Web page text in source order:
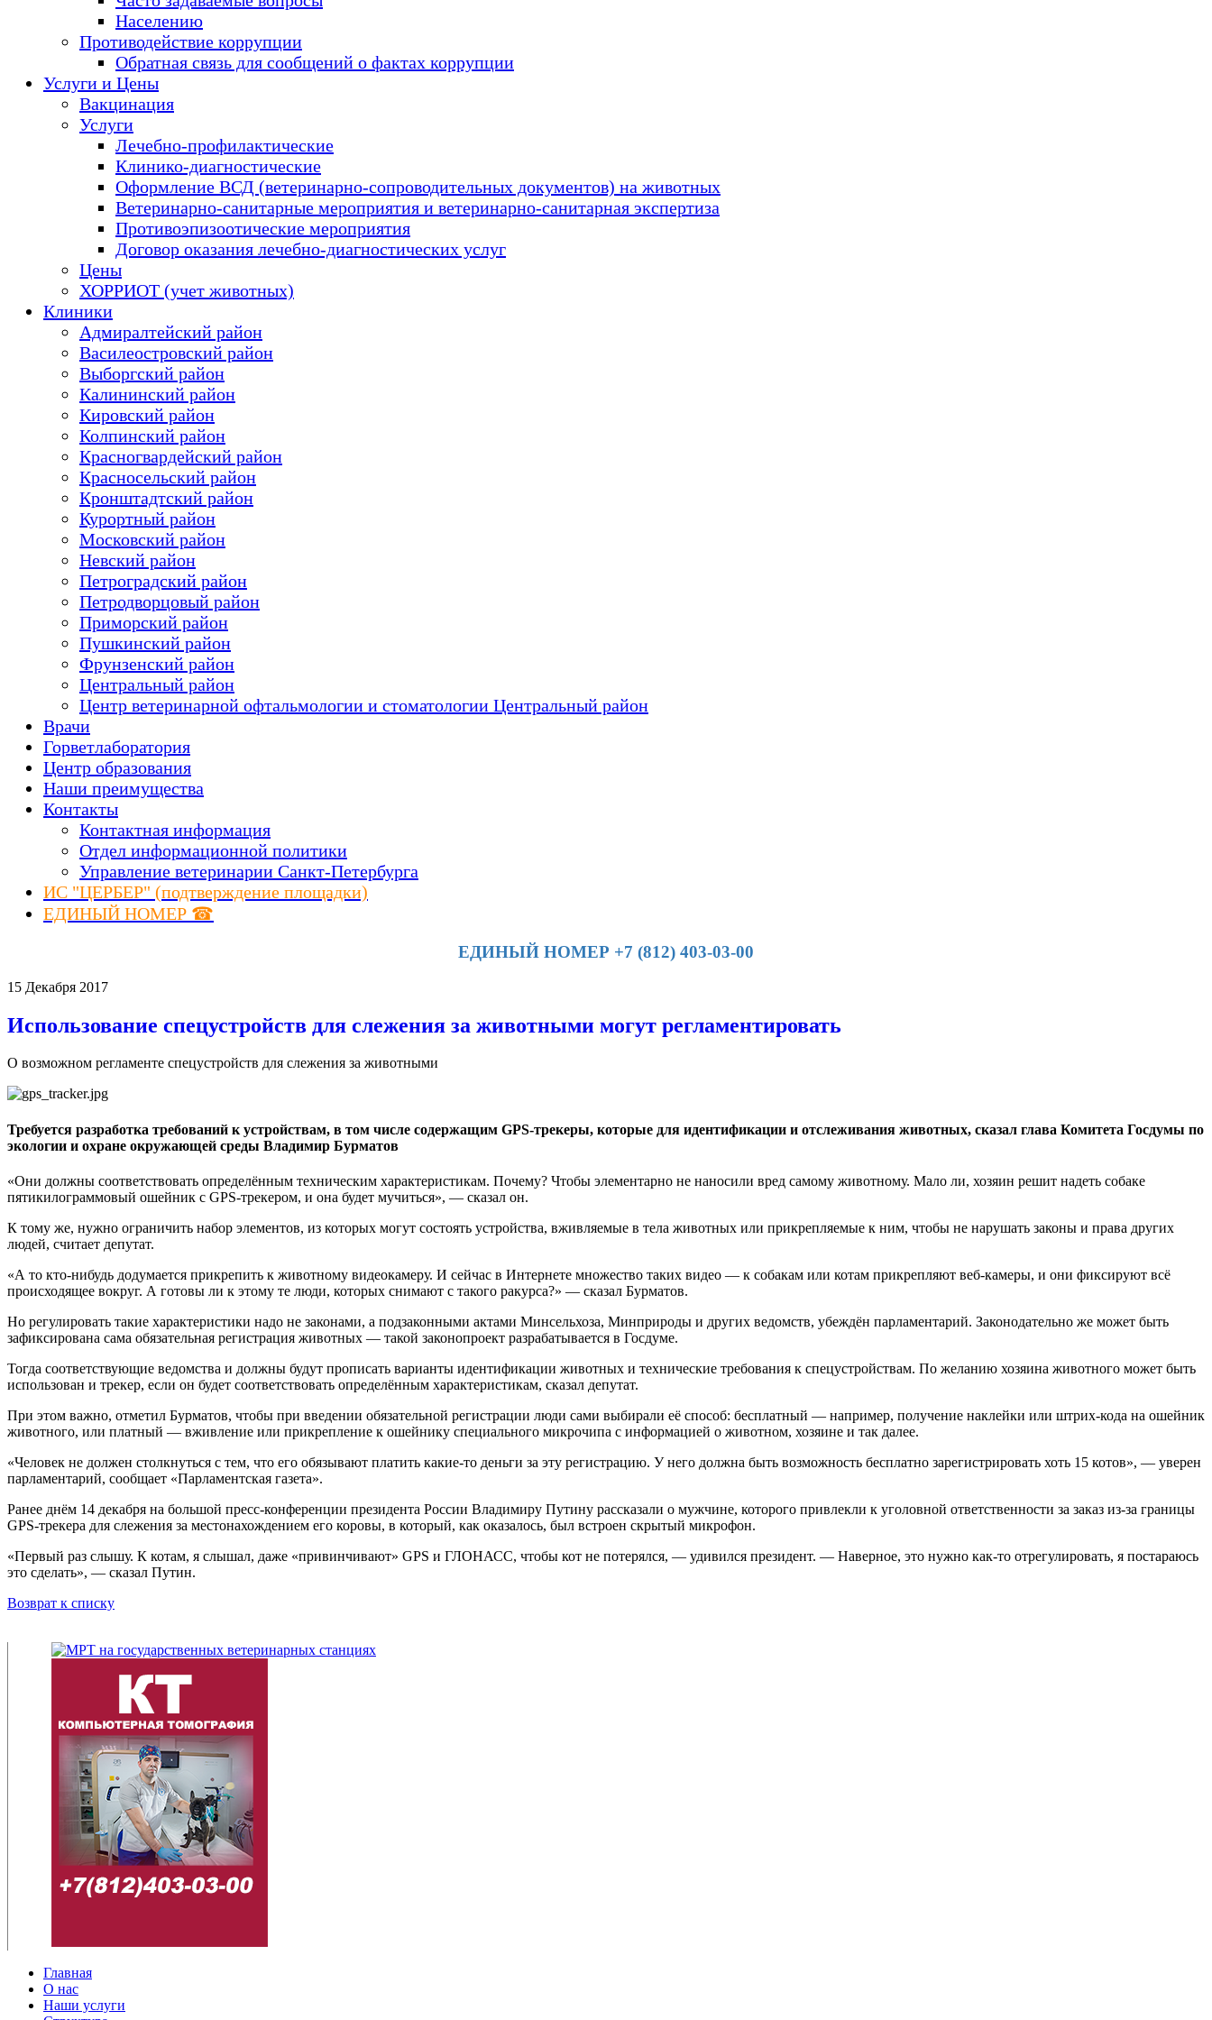
Населению
Противодействие коррупции
Обратная связь для сообщений о фактах коррупции
Услуги и Цены
Вакцинация
Услуги
Лечебно-профилактические
Клинико-диагностические
Оформление ВСД (ветеринарно-сопроводительных документов) на животных
Ветеринарно-санитарные мероприятия и ветеринарно-санитарная экспертиза
Противоэпизоотические мероприятия
Договор оказания лечебно-диагностических услуг
Цены
ХОРРИОТ (учет животных)
Клиники
Адмиралтейский район
Василеостровский район
Выборгский район
Калининский район
Кировский район
Колпинский район
Красногвардейский район
Красносельский район
Кронштадтский район
Курортный район
Московский район
Невский район
Петроградский район
Петродворцовый район
Приморский район
Пушкинский район
Фрунзенский район
Цeнтральный район
Центр ветеринарной офтальмологии и стоматологии Центральный район
Врачи
Горветлаборатория
Центр образования
Наши преимущества
Контакты
Контактная информация
Отдел информационной политики
Управление ветеринарии Санкт-Петербурга
ИС "ЦЕРБЕР" (подтверждение площадки)
ЕДИНЫЙ НОМЕР ☎
ЕДИНЫЙ НОМЕР +7 (812) 403-03-00
15 Декабря 2017
Использование спецустройств для слежения за животными могут регламентировать
О возможном регламенте спецустройств для слежения за животными
Требуется разработка требований к устройствам, в том числе содержащим GPS-трекеры, которые для идентификации и отслеживания животных, сказал глава Комитета Госдумы по
экологии и охране окружающей среды Владимир Бурматов
«Они должны соответствовать определённым техническим характеристикам. Почему? Чтобы элементарно не наносили вред самому животному. Мало ли, хозяин решит надеть собаке
пятикилограммовый ошейник с GPS-трекером, и она будет мучиться», — сказал он.
К тому же, нужно ограничить набор элементов, из которых могут состоять устройства, вживляемые в тела животных или прикрепляемые к ним, чтобы не нарушать законы и права других
людей, считает депутат.
«А то кто-нибудь додумается прикрепить к животному видеокамеру. И сейчас в Интернете множество таких видео — к собакам или котам прикрепляют веб-камеры, и они фиксируют всё
происходящее вокруг. А готовы ли к этому те люди, которых снимают с такого ракурса?» — сказал Бурматов.
Но регулировать такие характеристики надо не законами, а подзаконными актами Минсельхоза, Минприроды и других ведомств, убеждён парламентарий. Законодательно же может быть
зафиксирована сама обязательная регистрация животных — такой законопроект разрабатывается в Госдуме.
Тогда соответствующие ведомства и должны будут прописать варианты идентификации животных и технические требования к спецустройствам. По желанию хозяина животного может быть
использован и трекер, если он будет соответствовать определённым характеристикам, сказал депутат.
При этом важно, отметил Бурматов, чтобы при введении обязательной регистрации люди сами выбирали её способ: бесплатный — например, получение наклейки или штрих-кода на ошейник
животного, или платный — вживление или прикрепление к ошейнику специального микрочипа с информацией о животном, хозяине и так далее.
«Человек не должен столкнуться с тем, что его обязывают платить какие-то деньги за эту регистрацию. У него должна быть возможность бесплатно зарегистрировать хоть 15 котов», — уверен
парламентарий, сообщает «Парламентская газета».
Ранее днём 14 декабря на большой пресс-конференции президента России Владимиру Путину рассказали о мужчине, которого привлекли к уголовной ответственности за заказ из-за границы
GPS-трекера для слежения за местонахождением его коровы, в который, как оказалось, был встроен скрытый микрофон.
«Первый раз слышу. К котам, я слышал, даже «привинчивают» GPS и ГЛОНАСС, чтобы кот не потерялся, — удивился президент. — Наверное, это нужно как-то отрегулировать, я постараюсь
это сделать», — сказал Путин.
Возврат к списку
Главная
О нас
Наши услуги